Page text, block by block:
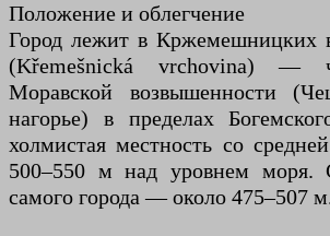
Положение и облегчение
Город лежит в Кржемешницких
(Křemešnická vrchovina) —
Моравской возвышенности
нагорье) в пределах
холмистая местность со
500–550 м над уровнем моря.
самого города — около 475–507